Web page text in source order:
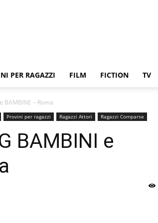
PER RAGAZZI FILM FICTION TV
BAMBINE – Roma
Provini per ragazzi Ragazzi Attori Ragazzi Comparse
BAMBINI e